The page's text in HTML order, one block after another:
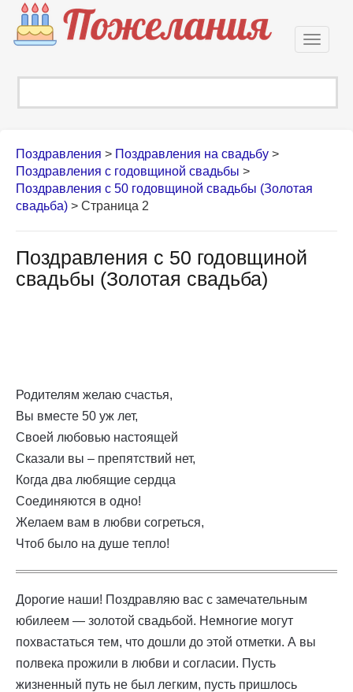
Поздравления > Поздравления на свадьбу >
Поздравления с годовщиной свадьбы >
Поздравления с 50 годовщиной свадьбы (Золотая
свадьба) > Страница 2
Поздравления с 50 годовщиной
свадьбы (Золотая свадьба)
Родителям желаю счастья,
Вы вместе 50 уж лет,
Своей любовью настоящей
Сказали вы – препятствий нет,
Когда два любящие сердца
Соединяются в одно!
Желаем вам в любви согреться,
Чтоб было на душе тепло!
Дорогие наши! Поздравляю вас с замечательным
юбилеем — золотой свадьбой. Немногие могут
похвастаться тем, что дошли до этой отметки. А вы
полвека прожили в любви и согласии. Пусть
жизненный путь не был легким, пусть пришлось